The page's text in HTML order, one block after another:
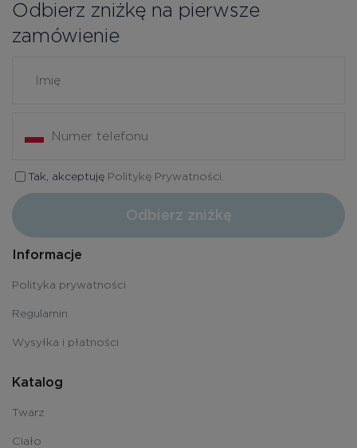
Odbierz zniżkę na pierwsze
zamówienie
Tak, akceptuję Politykę Prywatności.
Odbierz zniżkę
Informacje
Polityka prywatności
Regulamin
Wysyłka i płatności
Katalog
Twarz
Ciało